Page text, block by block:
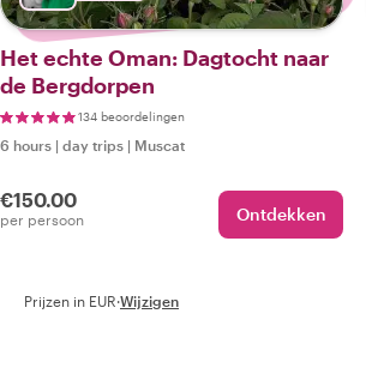
Het echte Oman: Dagtocht naar
de Bergdorpen
134 beoordelingen
6 hours | day trips | Muscat
€150.00
per persoon Ontdekken
Prijzen in EUR·Wijzigen